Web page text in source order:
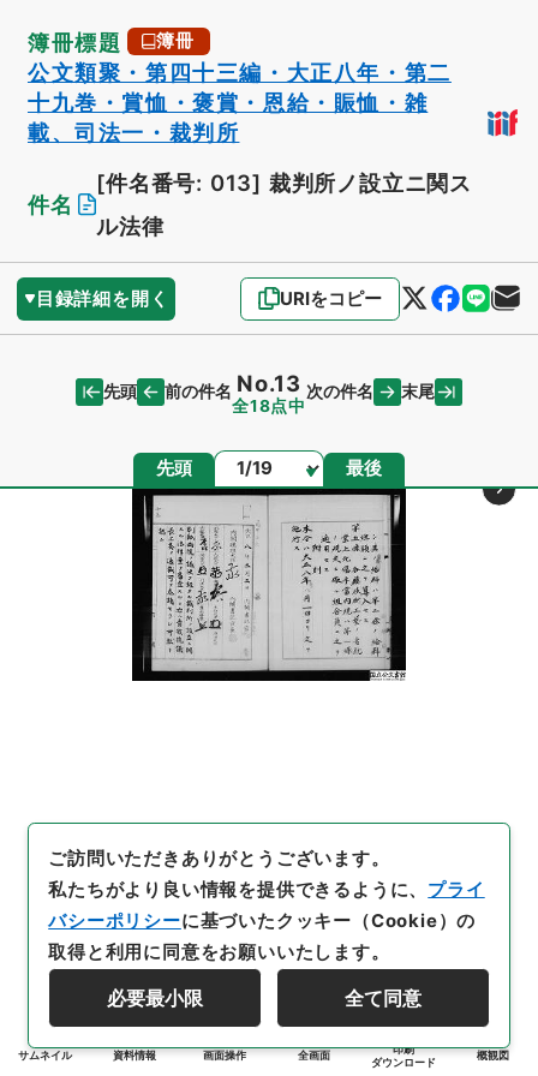
簿冊標題 簿冊
公文類聚・第四十三編・大正八年・第二
十九巻・賞恤・褒賞・恩給・賑恤・雑
載、司法一・裁判所
件名
[件名番号: 013] 裁判所ノ設立ニ関ス
ル法律
目録詳細を開く URIをコピー
先頭 前の件名 No.13
全18点中
次の件名 末尾
先頭 ページ 最後
サムネイル 資料情報 画面操作 全画面
印刷
ダウンロード
概観図
ご訪問いただきありがとうございます。
私たちがより良い情報を提供できるように、 プライ
バシーポリシーに基づいたクッキー（Cookie）の
取得と利用に同意をお願いいたします。
必要最小限 全て同意